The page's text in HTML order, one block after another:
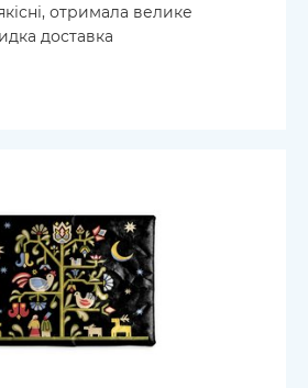
отримала велике
доставка